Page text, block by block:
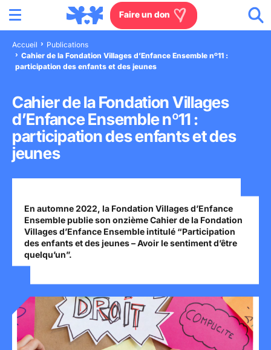
Aller à la recherche
Aller au pied de page
Faire un don
Nous connaître
Actions en France
Actions dans le monde
Rejoignez-nous
Mon espace donateur
Accueil
Publications
Cahier de la Fondation Villages d’Enfance Ensemble nº11 :
participation des enfants et des jeunes
Cahier de la Fondation Villages
d’Enfance Ensemble nº11 :
participation des enfants et des
jeunes
En automne 2022, la Fondation Villages d’Enfance
Ensemble publie son onzième Cahier de la Fondation
Villages d’Enfance Ensemble intitulé “Participation
des enfants et des jeunes – Avoir le sentiment d’être
quelqu’un”.